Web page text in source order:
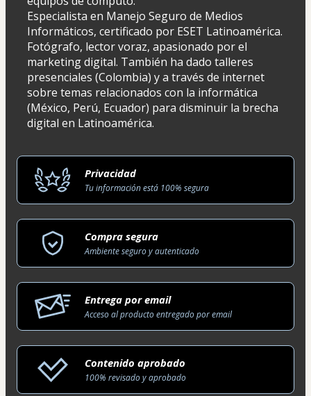
Especialista en Manejo Seguro de Medios
Informáticos, certificado por ESET Latinoamérica.
Fotógrafo, lector voraz, apasionado por el
marketing digital. También ha dado talleres
presenciales (Colombia) y a través de internet
sobre temas relacionados con la informática
(México, Perú, Ecuador) para disminuir la brecha
digital en Latinoamérica.
Privacidad
Tu información está 100% segura
Compra segura
Ambiente seguro y autenticado
Entrega por email
Acceso al producto entregado por email
Contenido aprobado
100% revisado y aprobado